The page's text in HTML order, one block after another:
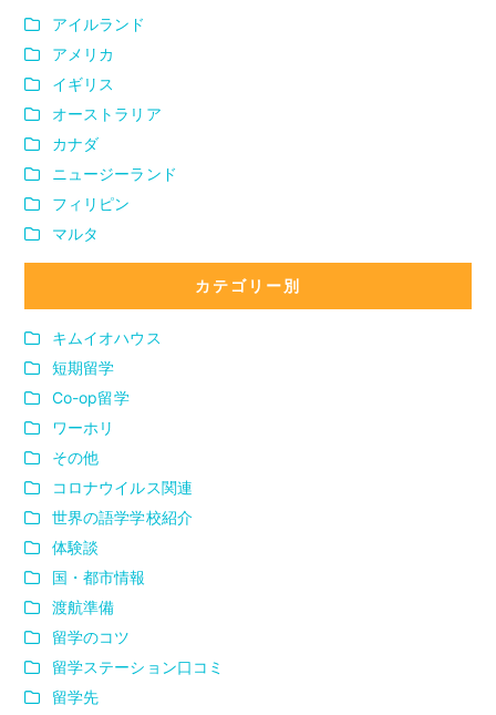
アイルランド
アメリカ
イギリス
オーストラリア
カナダ
ニュージーランド
フィリピン
マルタ
カテゴリー別
キムイオハウス
短期留学
Co-op留学
ワーホリ
その他
コロナウイルス関連
世界の語学学校紹介
体験談
国・都市情報
渡航準備
留学のコツ
留学ステーション口コミ
留学先